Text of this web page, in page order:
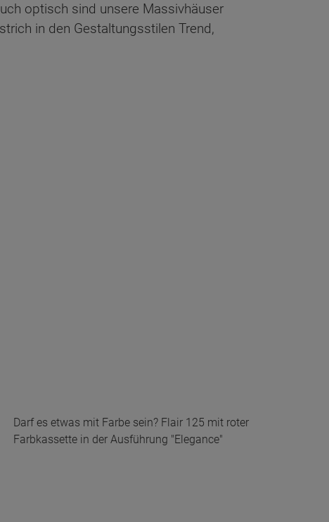
optisch sind unsere Massivhäuser
in den Gestaltungsstilen Trend,
Darf es etwas mit Farbe sein? Flair 125 mit roter
Farbkassette in der Ausführung "Elegance"